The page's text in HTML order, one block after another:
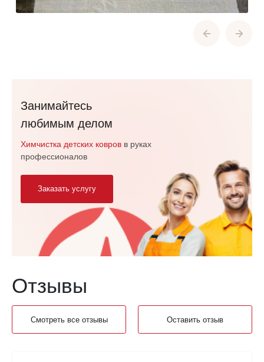
Занимайтесь
любимым делом
Химчистка детских ковров в руках
профессионалов
Заказать услугу
Отзывы
Смотреть все отзывы Оставить отзыв